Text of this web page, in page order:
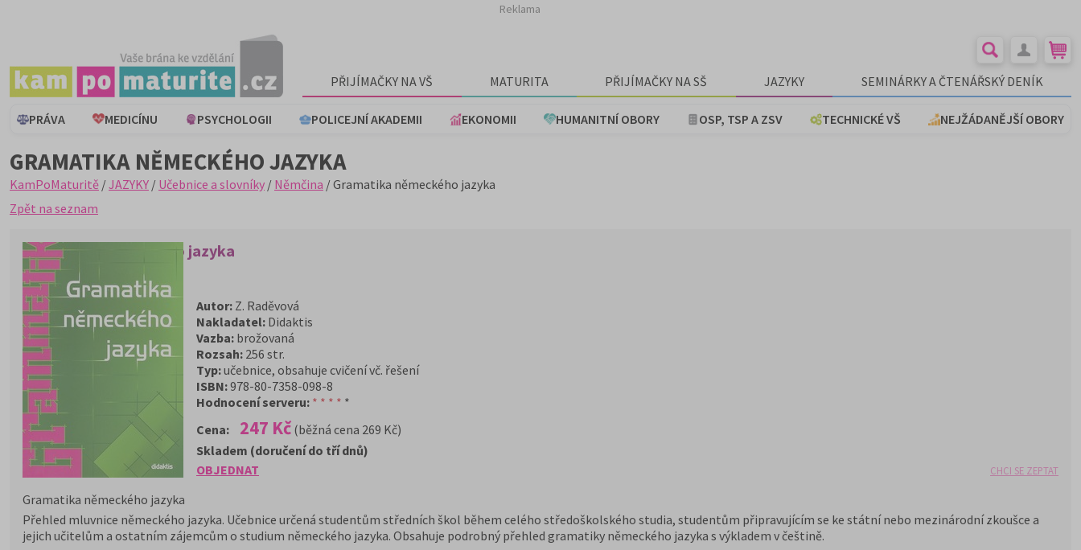
Reklama
PŘIJÍMAČKY NA VŠ MATURITA PŘIJÍMAČKY NA SŠ JAZYKY SEMINÁRKY A ČTENÁŘSKÝ DENÍK
PRÁVA MEDICÍNU PSYCHOLOGII POLICEJNÍ AKADEMII EKONOMII HUMANITNÍ OBORY OSP, TSP A ZSV TECHNICKÉ VŠ NEJŽÁDANĚJŠÍ OBORY
GRAMATIKA NĚMECKÉHO JAZYKA
KamPoMaturitě /JAZYKY / Učebnice a slovníky / Němčina / Gramatika německého jazyka
Zpět na seznam
Gramatika německého jazyka
Autor: Z. Raděvová
Nakladatel: Didaktis
Vazba: brožovaná
Rozsah: 256 str.
Typ:učebnice, obsahuje cvičení vč. řešení
ISBN:978-80-7358-098-8
Hodnocení serveru: * * * * *
Gramatika německého jazyka
Přehled mluvnice německého jazyka. Učebnice určená studentům středních škol během celého středoškolského studia, studentům připravujícím se ke státní nebo mezinárodní zkoušce a
jejich učitelům a ostatním zájemcům o studium německého jazyka. Obsahuje podrobný přehled gramatiky německého jazyka s výkladem v češtině.
Cena: 247 Kč (běžná cena 269 Kč)
OBJEDNAT CHCI SE ZEPTAT
Skladem (doručení do tří dnů)